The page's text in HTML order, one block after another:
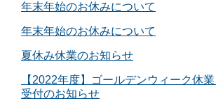
年末年始のお休みについて
年末年始のお休みについて
夏休み休業のお知らせ
【2022年度】ゴールデンウィーク休
受付のお知らせ